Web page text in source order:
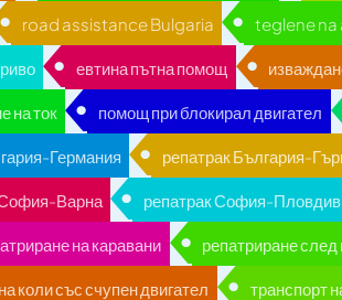
road assistance Bulgaria teglene
евтина пътна помощ
на ток помощ при блокирал двигател
Германия репатрак България-
София-Варна репатрак София-Пловдив
на каравани репатриране
коли със счупен двигател транспорт